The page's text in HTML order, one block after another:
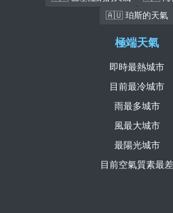
🇦🇺 珀斯的天氣
極端天氣
即時最熱城市
目前最冷城市
雨最多城市
風最大城市
最陽光城市
目前空氣質素最差